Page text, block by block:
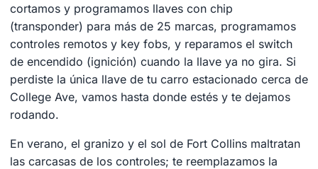
cortamos y programamos llaves con chip
(transponder) para más de 25 marcas, programamos
controles remotos y key fobs, y reparamos el switch
de encendido (ignición) cuando la llave ya no gira. Si
perdiste la única llave de tu carro estacionado cerca de
College Ave, vamos hasta donde estés y te dejamos
rodando.
En verano, el granizo y el sol de Fort Collins maltratan
las carcasas de los controles; te reemplazamos la